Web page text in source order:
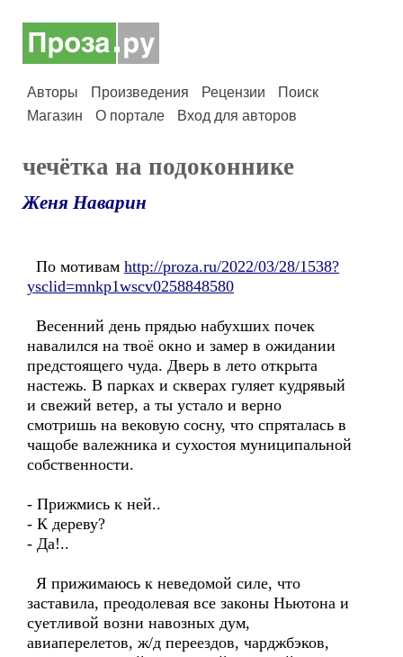
Авторы Произведения Рецензии
Поиск
Магазин
О портале Вход для авторов
чечётка на подоконнике
Женя Наварин
По мотивам http://proza.ru/2022/03/28/1538?
ysclid=mnkp1wscv0258848580
Весенний день прядью набухших почек
навалился на твоё окно и замер в ожидании
предстоящего чуда. Дверь в лето открыта
настежь. В парках и скверах гуляет кудрявый
и свежий ветер, а ты устало и верно
смотришь на вековую сосну, что спряталась в
чащобе валежника и сухостоя муниципальной
собственности.
- Прижмись к ней..
- К дереву?
- Да!..
Я прижимаюсь к неведомой силе, что
заставила, преодолевая все законы Ньютона и
суетливой возни навозных дум,
авиаперелетов, ж/д переездов, чарджбэков,